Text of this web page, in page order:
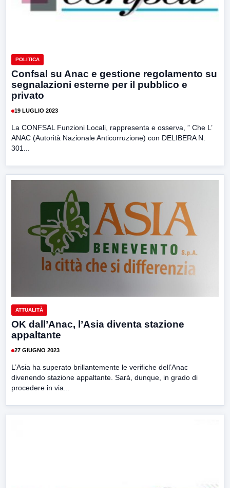
POLITICA
Confsal su Anac e gestione regolamento su
segnalazioni esterne per il pubblico e
privato
19 LUGLIO 2023
La CONFSAL Funzioni Locali, rappresenta e osserva, ” Che L’
ANAC (Autorità Nazionale Anticorruzione) con DELIBERA N.
301...
ATTUALITÀ
OK dall’Anac, l’Asia diventa stazione
appaltante
27 GIUGNO 2023
L’Asia ha superato brillantemente le verifiche dell’Anac
divenendo stazione appaltante. Sarà, dunque, in grado di
procedere in via...